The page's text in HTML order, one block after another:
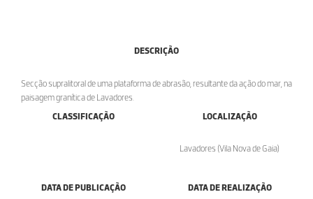
DESCRIÇÃO
Secção supralitoral de uma plataforma de abrasão, resultante da ação do mar, na
paisagem granítica de Lavadores.
CLASSIFICAÇÃO
LOCALIZAÇÃO
Lavadores (Vila Nova de Gaia)
DATA DE PUBLICAÇÃO DATA DE REALIZAÇÃO